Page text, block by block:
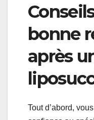
bonne
après
Tout d’abord,